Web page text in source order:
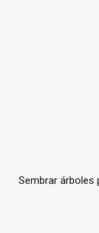
Sembrar árboles